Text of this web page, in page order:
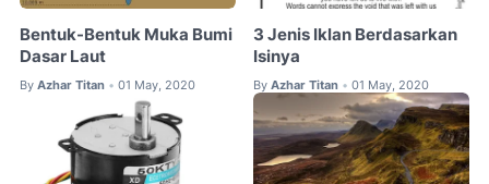
Bentuk-Bentuk Muka Bumi
Dasar Laut
By Azhar Titan • 01 May, 2020
3 Jenis Iklan Berdasarkan
Isinya
By Azhar Titan • 01 May, 2020